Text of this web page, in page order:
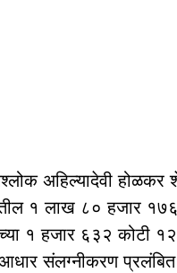
अहिल्यादेवी होळकर
१ लाख ८० हजार
१ हजार ६३२ कोटी
संलग्नीकरण प्रलंबित